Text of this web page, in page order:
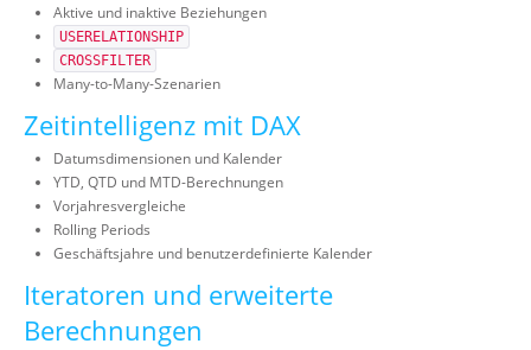
Aktive und inaktive Beziehungen
USERELATIONSHIP
CROSSFILTER
Many-to-Many-Szenarien
Zeitintelligenz mit DAX
Datumsdimensionen und Kalender
YTD, QTD und MTD-Berechnungen
Vorjahresvergleiche
Rolling Periods
Geschäftsjahre und benutzerdefinierte Kalender
Iteratoren und erweiterte
Berechnungen